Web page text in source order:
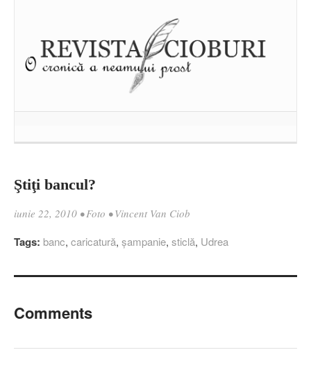
Ştiţi bancul?
iunie 22, 2010 •Foto •Vincent Van Ciob
Tags: banc, caricatură, şampanie, sticlă, Udrea
Comments